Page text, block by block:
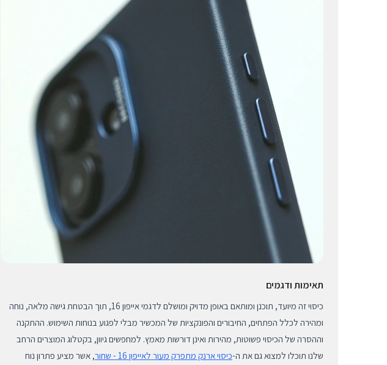
תאימות ודגמים
כיסוי זה מיועד, תוכנן ומותאם באופן מדויק ומושלם לדגמי אייפון 16, תוך הבטחת גישה מלאה, נוחה
ומהירה לכלל הפתחים, החיבורים והפונקציות של המכשיר מבלי לפגוע בנוחות השימוש. ההתקנה
וההסרה של הכיסוי פשוטות, מהירות ואינן דורשות מאמץ. למחפשים גיוון, בקטלוג המוצרים הרחב
שלנו תוכלו למצוא גם את ה-כיסוי ארנק מתפרק מעור לאייפון 16 - שחור
, אשר מציע פתרון נוח